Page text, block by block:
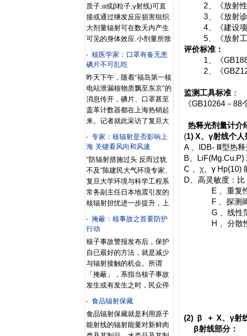
小，头骨也更薄，而脑组织
却更具吸收力。”&nb
造整套技术的研究机构。该
设备有望替代当前压水堆的
蒸汽发生器，发展潜力巨
大。 与传统管壳式换热
器或板式换热器相比，高温
高压微通道紧凑换热器的单
位体积换热面积可提高5～
10倍，可在超过30兆帕、
650摄氏度的严苛环境下稳
定可靠运行，是保证超临界
流体新型动力系统工业可实
核能系统设计中大量采用并
正在攻关的核心换热设备。
核动力院核反应堆热工水力
技术重点实验室历时五年，
先后完成微通道紧凑换热器
的总体结构与工艺论证、
质子,α或β粒子,γ射线)可直
接或通过继发反应损害组织.
大剂量辐射可在数天内产生
可见的身体效应.小剂量所致
的DNA变化可使被照射者产
生慢性疾病,使他们的后代发
胞的愈合或死亡之间的关系
十分复杂. 有害的电离辐
射源包括用于诊断和治疗的
高能X线,镭和其他天然放射
性物质(如氡),核反应堆,回旋
加速器,直线加速器,可变梯
度同步加速器,用于治疗癌肿
的密封的钴和铯以及大量用
于医学和工业的人工产生的
放射性物质. 从反应堆意
外地泄漏大量辐射的事故已
有数次,例如,最广为人知的
三里岛的事故和1986年发生
在乌克兰切尔诺贝利事故.后
者导致30多人死亡和很多放
射损伤；大部分东欧及部分
西欧地区,亚洲
核医学家：口罩有备无患
碘片不可乱吃
昨天下午，随着“福岛第一核
电站泄漏核物质飘至东京”的
消息传开，碘片、口罩甚至
盖革计数器都在上海热销起
来。记者就此采访了复旦大
学放射医学研究所的吴锦海
副教授，吴锦海针对以上现
市第六人民医院核医学科主
任陆汉魁介绍，从目前接受
检查的患者身上监测到的放
射物质量来看，并无特异性
增高。口罩暂时还没必要戴
口罩昨天下午，早报记者在
位于万航渡路的雷允上药城
看到，短短5分钟时间，就
有10多位顾客前来购买口
罩。专家分析：由于辐射是
通过粉尘进入人体或附着在
体表的，口罩可以阻隔放射
以准备几个口罩。不过，在
有关部门发布关于核辐射威
胁的进一步信息前，暂时没
专家：核辐射是否影响上
海 关键看风向和风速
“防辐射措施过头 反而过犹
不及”陈建民大气环境专家、
复旦大学环境与科学工程系
常务副主任日本地震引发的
核辐射担忧进一步提升，上
海会否受到影响？陈建民教
授表示，目前市民不需要恐
了，反而过犹不及，现在国
家的相关部门以及高校中的
仪器和监测手段都已经全部
启用，截至目前还没有发现
有放射性污染物在我国出
现。目前的风向和风速主要
还是按照大气环流的规律，
即日本的核电站的风向先经
过太平洋，到达美国的夏威
掩蔽：核事故之首要防护
行动
核子事故警报发布后，保护
自已最好的方法，就是减少
与辐射接触的机会。所谓
「掩蔽」，系指当核子事故
发生或有发生之时，民众停
留在室内，并立即关闭门窗
及通风系统，以降低吸入放
射性核种及辐射曝露可能性
之措施。所以当居住在核能
食品辐射保藏
食品辐射保藏就是利用原子
能射线的辐射能量对新鲜肉
2、《放射性同
3、《放射诊疗
4、《建设项目
5、《放射工作
评价标准：
1、《
2、《
监测工具标准 ：
《GB10264－88
热释光剂量计介
(1) X、γ射线个人
A 、IDB- Ⅲ型热
B、
C 、χ、γ Hp(10)
D、高灵敏度：
E 、重复性好
F 、探测阈：
G 、线性范
H 、分散性
(2) β + X、γ射
β射线部分：